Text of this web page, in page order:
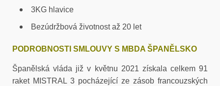
3KG hlavice
Bezúdržbová životnost až 20 let
PODROBNOSTI SMLOUVY S MBDA ŠPANĚLSKO
Španělská vláda již v květnu 2021 získala celkem 91
raket MISTRAL 3 pocházející ze zásob francouzských